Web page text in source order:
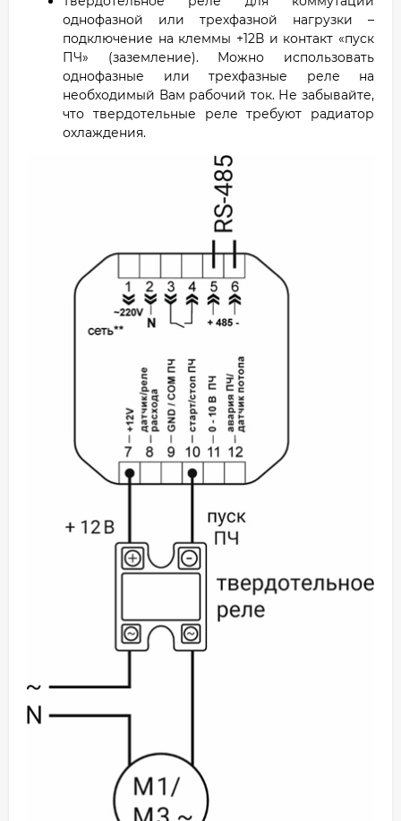
однофазной или трехфазной нагрузки –
подключение на клеммы +12В и контакт «пуск
ПЧ» (заземление). Можно использовать
однофазные или трехфазные реле на
необходимый Вам рабочий ток. Не забывайте,
что твердотельные реле требуют радиатор
охлаждения.